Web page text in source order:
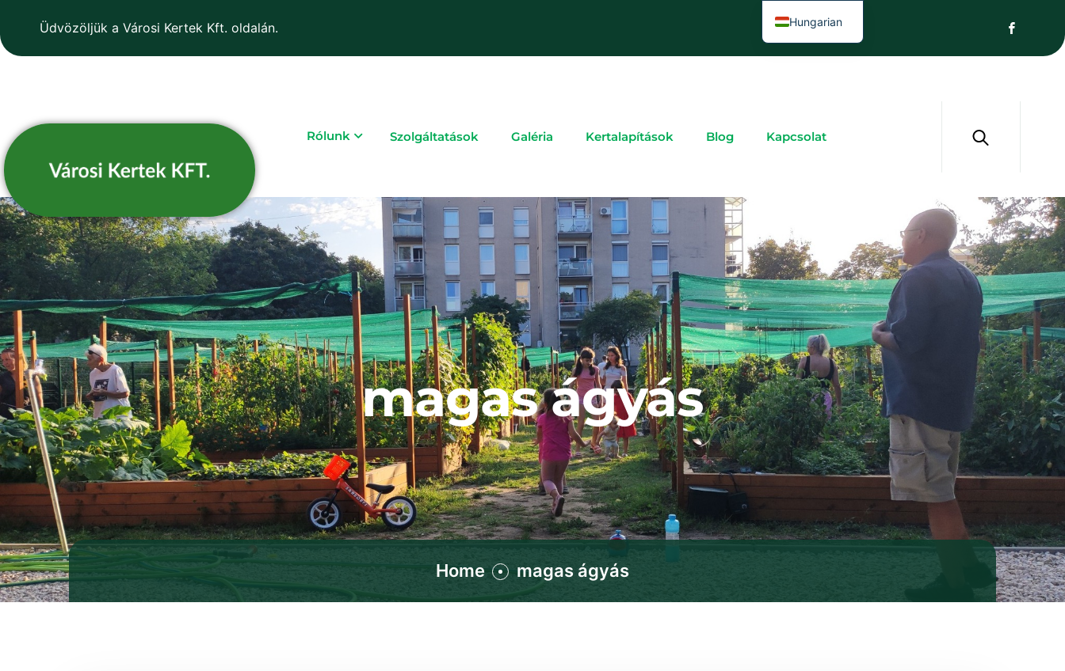
Üdvözöljük a Városi Kertek Kft. oldalán.
Rólunk Szolgáltatások Galéria Kertalapítások Blog Kapcsolat
magas ágyás
Home magas ágyás
Hungarian